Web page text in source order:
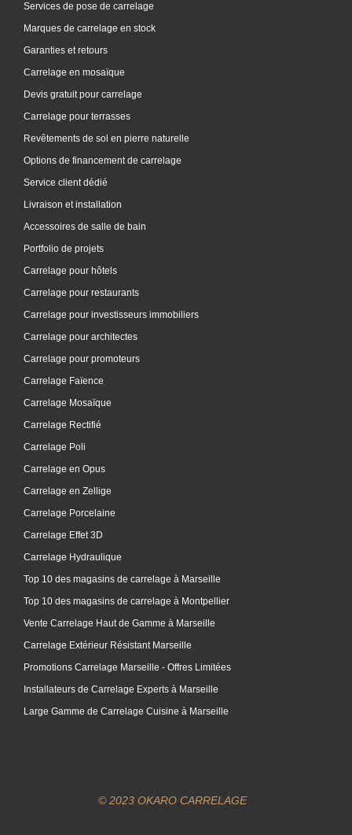
Services de pose de carrelage
Marques de carrelage en stock
Garanties et retours
Carrelage en mosaïque
Devis gratuit pour carrelage
Carrelage pour terrasses
Revêtements de sol en pierre naturelle
Options de financement de carrelage
Service client dédié
Livraison et installation
Accessoires de salle de bain
Portfolio de projets
Carrelage pour hôtels
Carrelage pour restaurants
Carrelage pour investisseurs immobiliers
Carrelage pour architectes
Carrelage pour promoteurs
Carrelage Faïence
Carrelage Mosaïque
Carrelage Rectifié
Carrelage Poli
Carrelage en Opus
Carrelage en Zellige
Carrelage Porcelaine
Carrelage Effet 3D
Carrelage Hydraulique
Top 10 des magasins de carrelage à Marseille
Top 10 des magasins de carrelage à Montpellier
Vente Carrelage Haut de Gamme à Marseille
Carrelage Extérieur Résistant Marseille
Promotions Carrelage Marseille - Offres Limitées
Installateurs de Carrelage Experts à Marseille
Large Gamme de Carrelage Cuisine à Marseille
© 2023 OKARO CARRELAGE